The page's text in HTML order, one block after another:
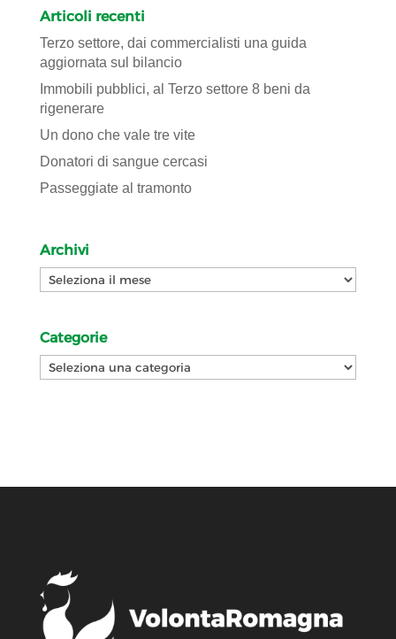
Articoli recenti
Terzo settore, dai commercialisti una guida
aggiornata sul bilancio
Immobili pubblici, al Terzo settore 8 beni da
rigenerare
Un dono che vale tre vite
Donatori di sangue cercasi
Passeggiate al tramonto
Archivi
Archivi
Categorie
Categorie